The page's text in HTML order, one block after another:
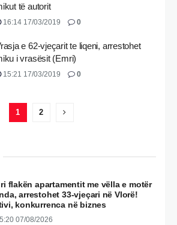
të autorit
16:14 17/03/2019 0
e 62-vjeçarit te liqeni, arrestohet
i vrasësit (Emri)
15:21 17/03/2019 0
1 2
flakën apartamentit me vëlla e motër
arrestohet 33-vjeçari në Vlorë!
konkurrenca në biznes
07/08/2026